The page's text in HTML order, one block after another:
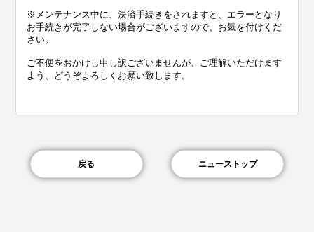
※メンテナンス中に、決済手続きをされますと、エラーとなり
お手続きが完了しない場合がございますので、お気を付けくだ
さい。
ご不便をおかけし申し訳ございませんが、ご理解いただけます
よう、どうぞよろしくお願い致します。
戻る ニューストップ